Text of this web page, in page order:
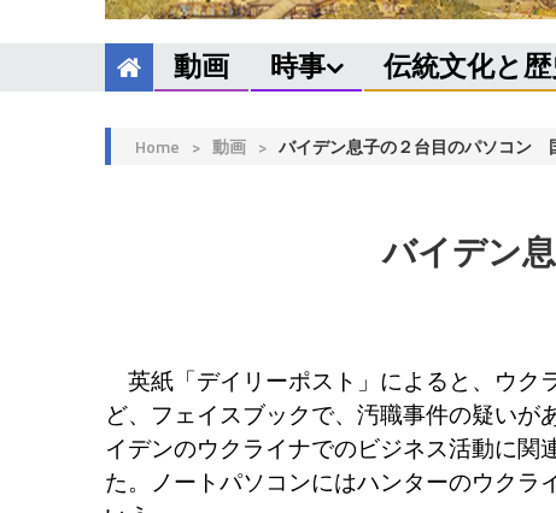
動画 時事 伝統文化と
Home > 動画 > バイデン息子の２台目のパソコン
バイデン
英紙「デイリーポスト」によると、ウク
ど、フェイスブックで、汚職事件の疑い
イデンのウクライナでのビジネス活動に関
た。ノートパソコンにはハンターのウクラ